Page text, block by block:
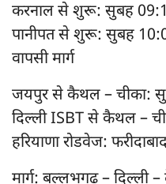
करनाल से शुरू: सुबह
पानीपत से शुरू: सुबह
वापसी मार्ग
जयपुर से कैथल – चीका:
दिल्ली ISBT से कैथल –
हरियाणा रोडवेज:
मार्ग: बल्लभगढ़ – दिल्ली –